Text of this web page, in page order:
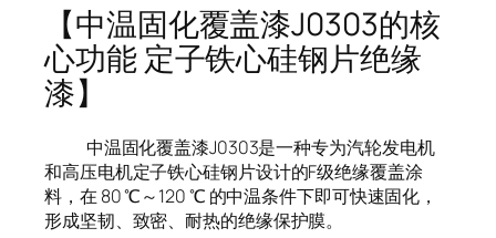
【中温固化覆盖漆J0303的核
心功能 定子铁心硅钢片绝缘
漆】
中温固化覆盖漆J0303是一种专为汽轮发电机
和高压电机定子铁心硅钢片设计的F级绝缘覆盖涂
料，在 80 ℃～120 ℃ 的中温条件下即可快速固化，
形成坚韧、致密、耐热的绝缘保护膜。